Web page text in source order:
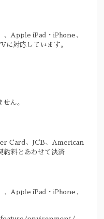
Apple iPad・iPhone、
対応しています。
ん。
Card、JCB、American
約料とあわせて決済
Apple iPad・iPhone、